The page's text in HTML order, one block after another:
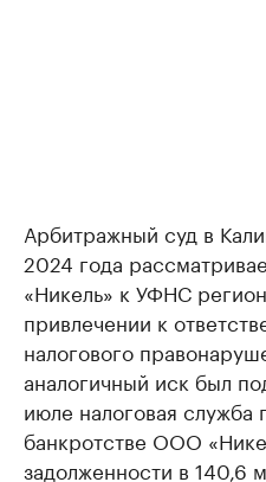
Арбитражный суд в
2024 года
«Никель» к УФНС
привлечении к
налогового
аналогичный иск был
июле налоговая служба
банкротстве ООО
задолженности в 140,6